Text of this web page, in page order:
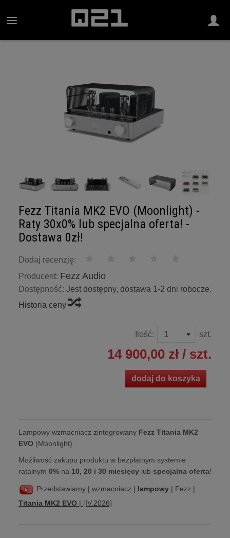
Fezz Titania MK2 EVO (Moonlight) -
Raty 30x0% lub specjalna oferta! -
Dostawa 0zł!
Dodaj recenzję:
Producent: Fezz Audio
Dostępność: Jest dostępny, dostawa 1-2 dni robocze.
Historia ceny
Ilość: szt.
14 900,00 zł / szt.
dodaj do koszyka
Lampowy wzmacniacz zintegrowany Fezz Titania MK2
EVO (Moonlight)
Możliwość zakupu produktu w bezpłatnym systemie
ratalnym 0% na 10, 20 i 30 miesięcy lub specjalna oferta!
Przedstawiamy | wzmacniacz | lampowy | Fezz |
Titania MK2 EVO | [IV.2026]